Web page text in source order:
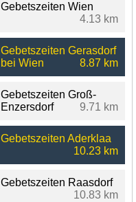
Gebetszeiten Wien
4.13 km
Gebetszeiten Gerasdorf
bei Wien
8.87 km
Gebetszeiten Groß-
Enzersdorf
9.71 km
Gebetszeiten Aderklaa
10.23 km
Gebetszeiten Raasdorf
10.83 km